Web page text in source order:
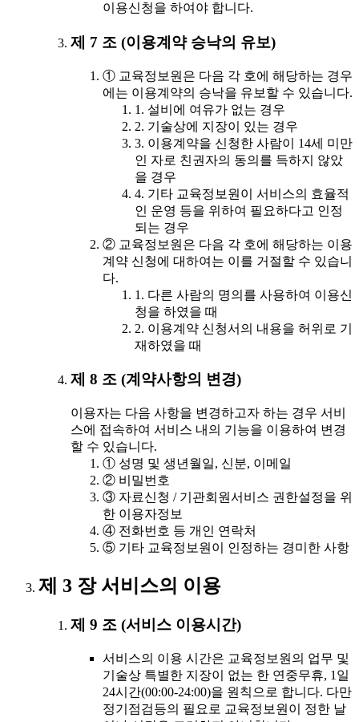
이용신청을 하여야 합니다.
제 7 조 (이용계약 승낙의 유보)
① 교육정보원은 다음 각 호에 해당하는 경우
에는 이용계약의 승낙을 유보할 수 있습니다.
1. 설비에 여유가 없는 경우
2. 기술상에 지장이 있는 경우
3. 이용계약을 신청한 사람이 14세 미만
인 자로 친권자의 동의를 득하지 않았
을 경우
4. 기타 교육정보원이 서비스의 효율적
인 운영 등을 위하여 필요하다고 인정
되는 경우
② 교육정보원은 다음 각 호에 해당하는 이용
계약 신청에 대하여는 이를 거절할 수 있습니
다.
1. 다른 사람의 명의를 사용하여 이용신
청을 하였을 때
2. 이용계약 신청서의 내용을 허위로 기
재하였을 때
제 8 조 (계약사항의 변경)
이용자는 다음 사항을 변경하고자 하는 경우 서비
스에 접속하여 서비스 내의 기능을 이용하여 변경
할 수 있습니다.
① 성명 및 생년월일, 신분, 이메일
② 비밀번호
③ 자료신청 / 기관회원서비스 권한설정을 위
한 이용자정보
④ 전화번호 등 개인 연락처
⑤ 기타 교육정보원이 인정하는 경미한 사항
제 3 장 서비스의 이용
제 9 조 (서비스 이용시간)
서비스의 이용 시간은 교육정보원의 업무 및
기술상 특별한 지장이 없는 한 연중무휴, 1일
24시간(00:00-24:00)을 원칙으로 합니다. 다만
정기점검등의 필요로 교육정보원이 정한 날